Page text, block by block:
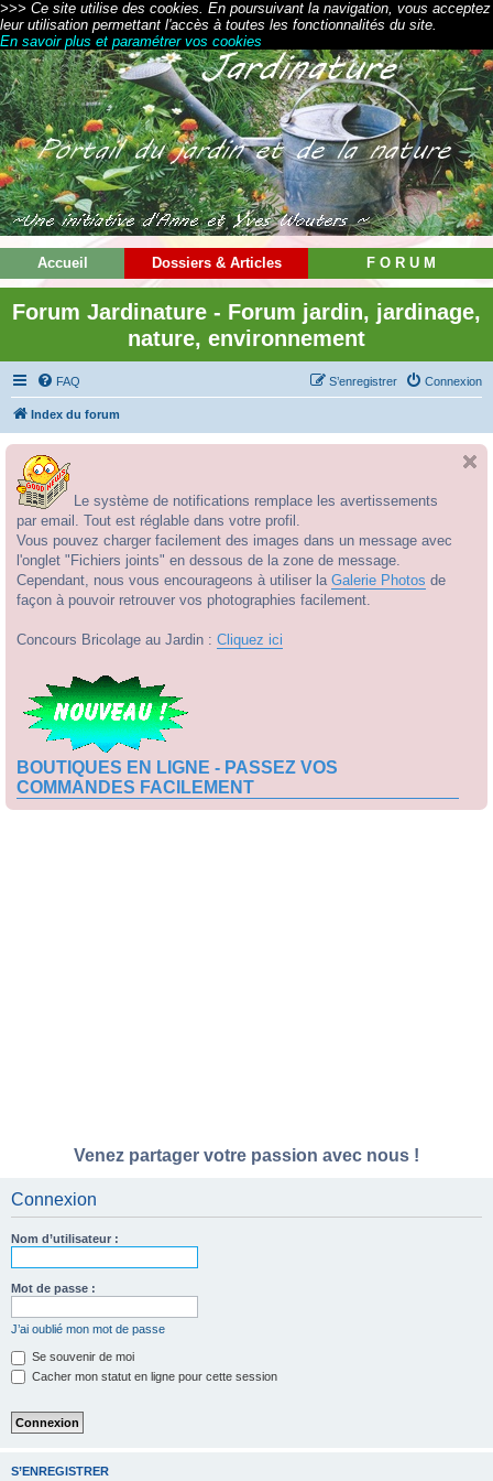
>>> Ce site utilise des cookies. En poursuivant la navigation, vous acceptez
leur utilisation permettant l'accès à toutes les fonctionnalités du site.
En savoir plus et paramétrer vos cookies
Accueil Dossiers & Articles F O R U M
Forum Jardinature - Forum jardin, jardinage,
nature, environnement
FAQ Connexion
S’enregistrer
Index du forum
Le système de notifications remplace les avertissements
par email. Tout est réglable dans votre profil.
Vous pouvez charger facilement des images dans un message avec
l'onglet "Fichiers joints" en dessous de la zone de message.
Cependant, nous vous encourageons à utiliser la Galerie Photos de
façon à pouvoir retrouver vos photographies facilement.
Concours Bricolage au Jardin : Cliquez ici
BOUTIQUES EN LIGNE - PASSEZ VOS
COMMANDES FACILEMENT
Venez partager votre passion avec nous !
Connexion
Nom d’utilisateur :
Mot de passe :
J’ai oublié mon mot de passe
Se souvenir de moi
Cacher mon statut en ligne pour cette session
S’ENREGISTRER